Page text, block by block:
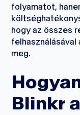
folyamatot,
hogy az összes
meg.
Blinkr